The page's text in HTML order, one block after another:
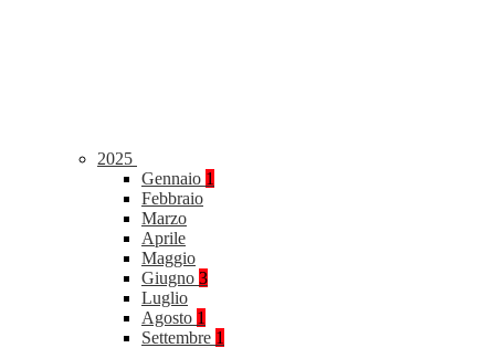
2025
Gennaio 1
Febbraio
Marzo
Aprile
Maggio
Giugno 3
Luglio
Agosto 1
Settembre 1